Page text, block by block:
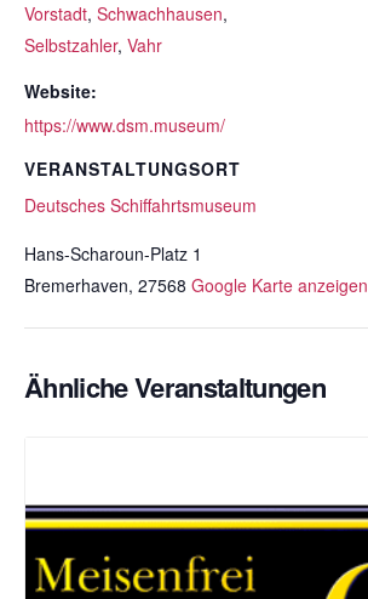
Vorstadt, Schwachhausen,
Selbstzahler, Vahr
Website:
https://www.dsm.museum/
VERANSTALTUNGSORT
Deutsches Schiffahrtsmuseum
Hans-Scharoun-Platz 1
Bremerhaven, 27568 Google Karte anzeigen
Ähnliche Veranstaltungen